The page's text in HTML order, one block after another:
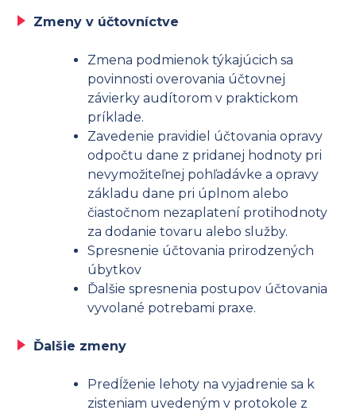
Zmeny v účtovníctve
Zmena podmienok týkajúcich sa
povinnosti overovania účtovnej
závierky audítorom v praktickom
príklade.
Zavedenie pravidiel účtovania opravy
odpočtu dane z pridanej hodnoty pri
nevymožiteľnej pohľadávke a opravy
základu dane pri úplnom alebo
čiastočnom nezaplatení protihodnoty
za dodanie tovaru alebo služby.
Spresnenie účtovania prirodzených
úbytkov
Ďalšie spresnenia postupov účtovania
vyvolané potrebami praxe.
Ďalšie zmeny
Predĺženie lehoty na vyjadrenie sa k
zisteniam uvedeným v protokole z